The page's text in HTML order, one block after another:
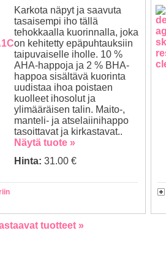
Karkota näpyt ja saavuta
tasaisempi iho tällä
tehokkaalla kuorinnalla, joka
on kehitetty epäpuhtauksiin
taipuvaiselle iholle. 10 %
AHA-happoja ja 2 % BHA-
happoa sisältävä kuorinta
uudistaa ihoa poistaen
kuolleet ihosolut ja
ylimääräisen talin. Maito-,
manteli- ja atselaiinihappo
tasoittavat ja kirkastavat..
Näytä tuote »
Hinta: 31.00 €
tuotteet »